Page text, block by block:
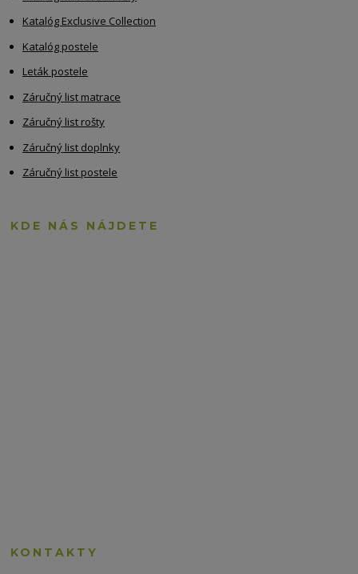
Katalóg Exclusive Collection
Katalóg postele
Leták postele
Záručný list matrace
Záručný list rošty
Záručný list doplnky
Záručný list postele
KDE NÁS NÁJDETE
KONTAKTY